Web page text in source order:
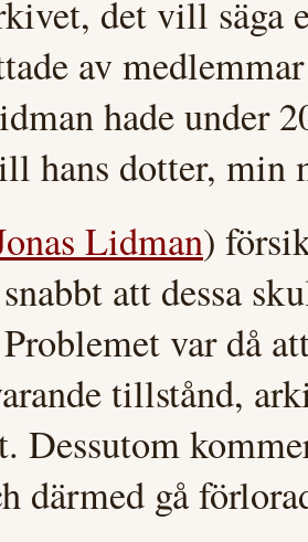
det vill säga
av
hade under
hans dotter, min
Lidman)
att dessa
var då
tillstånd,
Dessutom
därmed gå